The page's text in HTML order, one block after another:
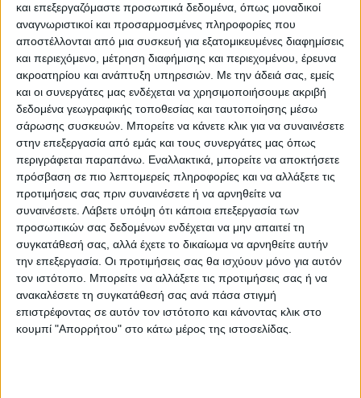
και επεξεργαζόμαστε προσωπικά δεδομένα, όπως μοναδικοί
αναγνωριστικοί και προσαρμοσμένες πληροφορίες που
αποστέλλονται από μια συσκευή για εξατομικευμένες διαφημίσεις
και περιεχόμενο, μέτρηση διαφήμισης και περιεχομένου, έρευνα
ακροατηρίου και ανάπτυξη υπηρεσιών. Με την άδειά σας, εμείς
και οι συνεργάτες μας ενδέχεται να χρησιμοποιήσουμε ακριβή
δεδομένα γεωγραφικής τοποθεσίας και ταυτοποίησης μέσω
σάρωσης συσκευών. Μπορείτε να κάνετε κλικ για να συναινέσετε
στην επεξεργασία από εμάς και τους συνεργάτες μας όπως
περιγράφεται παραπάνω. Εναλλακτικά, μπορείτε να αποκτήσετε
πρόσβαση σε πιο λεπτομερείς πληροφορίες και να αλλάξετε τις
προτιμήσεις σας πριν συναινέσετε ή να αρνηθείτε να
συναινέσετε. Λάβετε υπόψη ότι κάποια επεξεργασία των
προσωπικών σας δεδομένων ενδέχεται να μην απαιτεί τη
συγκατάθεσή σας, αλλά έχετε το δικαίωμα να αρνηθείτε αυτήν
την επεξεργασία. Οι προτιμήσεις σας θα ισχύουν μόνο για αυτόν
τον ιστότοπο. Μπορείτε να αλλάξετε τις προτιμήσεις σας ή να
ανακαλέσετε τη συγκατάθεσή σας ανά πάσα στιγμή
επιστρέφοντας σε αυτόν τον ιστότοπο και κάνοντας κλικ στο
κουμπί "Απορρήτου" στο κάτω μέρος της ιστοσελίδας.
Η Αρχαιότερη Καθημερινή Πρωινή Εφημερίδα της Καρδίτσας
ΠΑΡΟΜΟΙΑ ΑΡΘΡΑ